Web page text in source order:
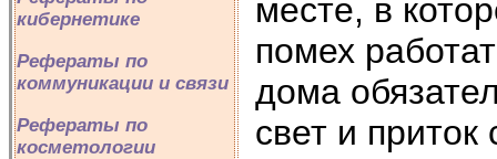
кибернетике
Рефераты по
коммуникации и связи
Рефераты по
косметологии
месте, в
помех
дома
свет и приток